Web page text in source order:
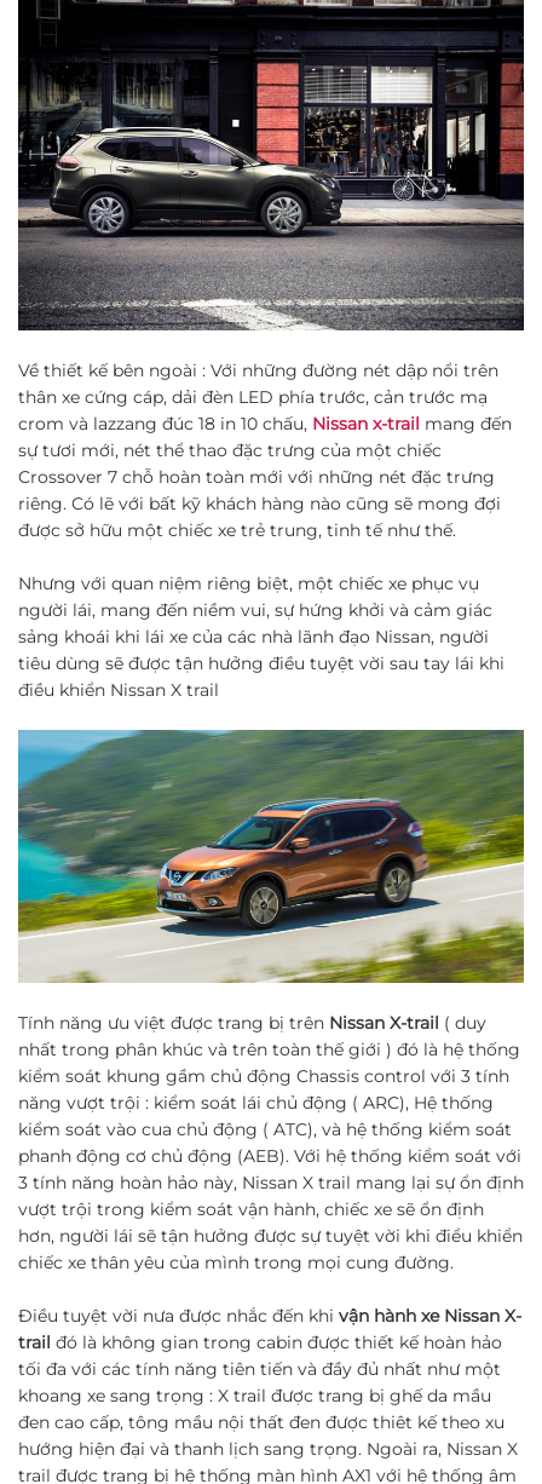
Về thiết kế bên ngoài : Với những đường nét dập nổi trên
thân xe cứng cáp, dải đèn LED phía trước, cản trước mạ
crom và lazzang đúc 18 in 10 chấu, Nissan x-trail mang đến
sự tươi mới, nét thể thao đặc trưng của một chiếc
Crossover 7 chỗ hoàn toàn mới với những nét đặc trưng
riêng. Có lẽ với bất kỹ khách hàng nào cũng sẽ mong đợi
được sở hữu một chiếc xe trẻ trung, tinh tế như thế.
Nhưng với quan niệm riêng biệt, một chiếc xe phục vụ
người lái, mang đến niềm vui, sự hứng khởi và cảm giác
sảng khoái khi lái xe của các nhà lãnh đạo Nissan, người
tiêu dùng sẽ được tận hưởng điều tuyệt vời sau tay lái khi
điều khiển Nissan X trail
Tính năng ưu việt được trang bị trên Nissan X-trail ( duy
nhất trong phân khúc và trên toàn thế giới ) đó là hệ thống
kiểm soát khung gầm chủ động Chassis control với 3 tính
năng vượt trội : kiểm soát lái chủ động ( ARC), Hệ thống
kiểm soát vào cua chủ động ( ATC), và hệ thống kiểm soát
phanh động cơ chủ động (AEB). Với hệ thống kiểm soát với
3 tính năng hoàn hảo này, Nissan X trail mang lại sự ổn định
vượt trội trong kiểm soát vận hành, chiếc xe sẽ ổn định
hơn, người lái sẽ tận hưởng được sự tuyệt vời khi điểu khiển
chiếc xe thân yêu của mình trong mọi cung đường.
Điều tuyệt vời nưa được nhắc đến khi vận hành xe Nissan X-
trail đó là không gian trong cabin được thiết kế hoàn hảo
tối đa với các tính năng tiên tiến và đầy đủ nhất như một
khoang xe sang trọng : X trail được trang bị ghế da mầu
đen cao cấp, tông mầu nội thất đen được thiêt kế theo xu
hướng hiện đại và thanh lịch sang trọng. Ngoài ra, Nissan X
trail được trang bị hệ thống màn hình AX1 với hệ thống âm